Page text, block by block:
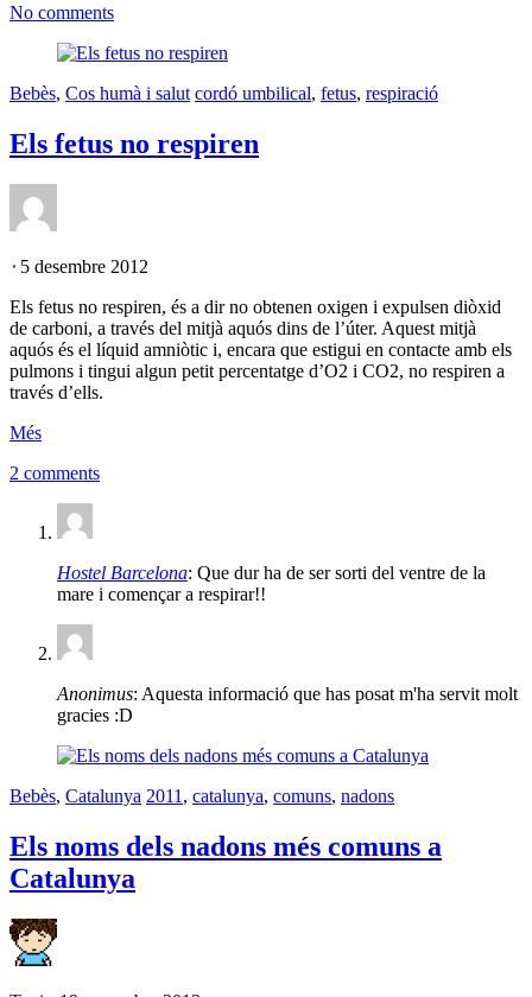
No comments
Bebès, Cos humà i salut cordó umbilical, fetus, respiració
Els fetus no respiren
⋅ 5 desembre 2012
Els fetus no respiren, és a dir no obtenen oxigen i expulsen diòxid
de carboni, a través del mitjà aquós dins de l’úter. Aquest mitjà
aquós és el líquid amniòtic i, encara que estigui en contacte amb els
pulmons i tingui algun petit percentatge d’O2 i CO2, no respiren a
través d’ells.
Més
2 comments
Hostel Barcelona: Que dur ha de ser sorti del ventre de la
mare i començar a respirar!!
Anonimus: Aquesta informació que has posat m'ha servit molt
gracies :D
Bebès, Catalunya 2011 , catalunya, comuns, nadons
Els noms dels nadons més comuns a
Catalunya